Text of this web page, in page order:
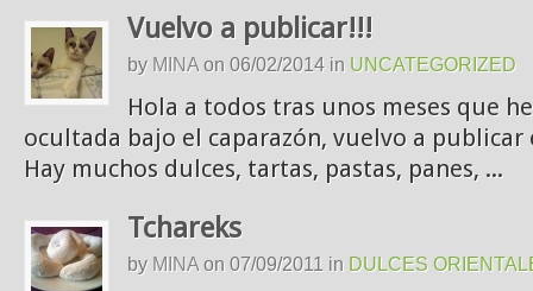
Vuelvo a publicar!!!
by MINA on 06/02/2014 in UNCATEGORIZED
Hola a todos tras unos meses que
ocultada bajo el caparazón, vuelvo a
Hay muchos dulces, tartas, pastas, panes, ...
Tchareks
by MINA on 07/09/2011 in DULCES